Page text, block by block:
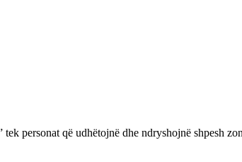
personat që udhëtojnë dhe ndryshojnë shpesh